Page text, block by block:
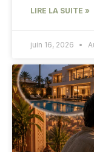
LIRE LA SUITE »
juin 16, 2026